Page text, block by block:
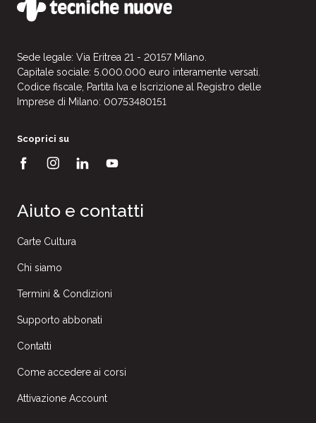
Sede legale: Via Eritrea 21 - 20157 Milano.
Capitale sociale: 5.000.000 euro interamente versati.
Codice fiscale, Partita Iva e Iscrizione al Registro delle
Imprese di Milano: 00753480151
Scoprici su
Aiuto e contatti
Carte Cultura
Chi siamo
Termini & Condizioni
Supporto abbonati
Contatti
Come accedere ai corsi
Attivazione Account